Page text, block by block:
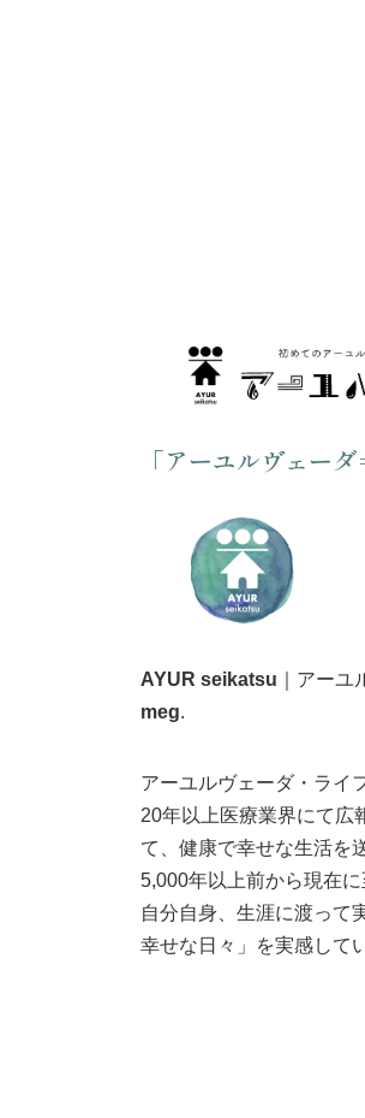
「アーユルヴェー
AYUR seikatsu ｜アーユ
meg.
アーユルヴェーダ・ライ
20年以上医療業界にて広
て、健康で幸せな生活を
5,000年以上前から現在
自分自身、生涯に渡って
幸せな日々」を実感して